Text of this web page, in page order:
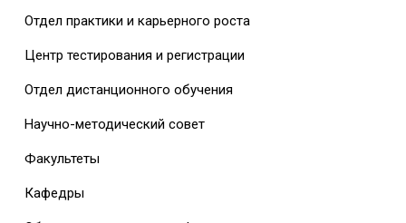
Отдел практики и карьерного роста
Центр тестирования и регистрации
Отдел дистанционного обучения
Научно-методический совет
Факультеты
Кафедры